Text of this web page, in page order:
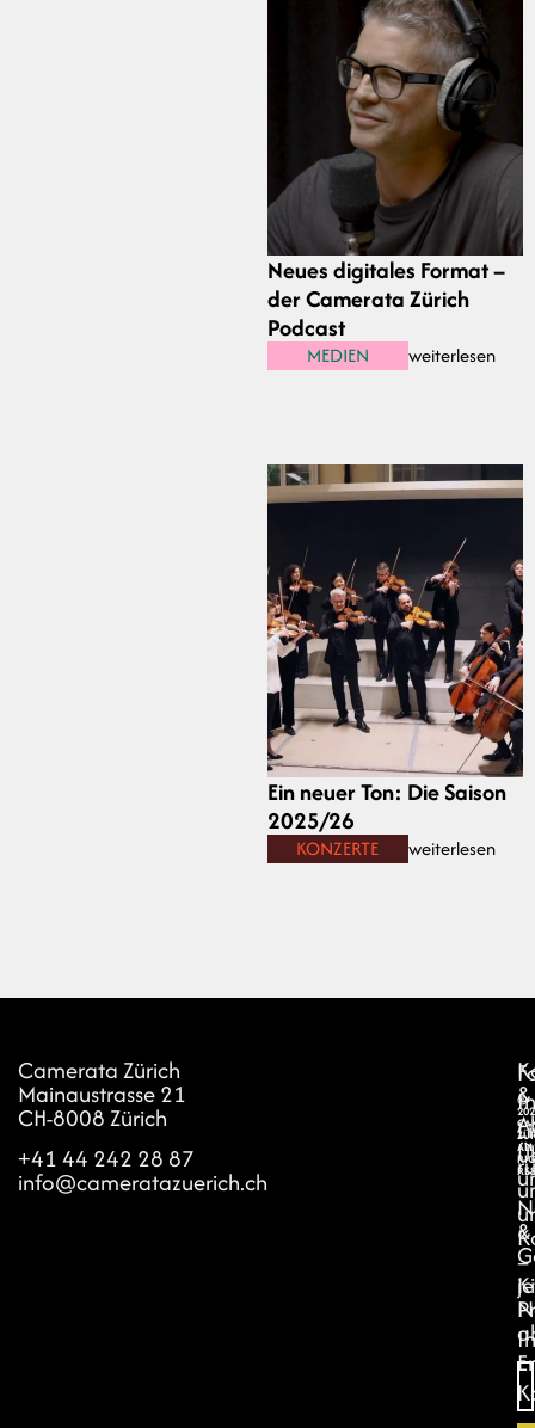
Neues digitales Format –
der Camerata Zürich
Podcast
MEDIEN weiterlesen
Ein neuer Ton: Die Saison
2025/26
KONZERTE weiterlesen
Camerata Zürich
Mainaustrasse 21
CH-8008 Zürich
+41 44 242 28 87
info@cameratazuerich.ch
–
&
©
ALL